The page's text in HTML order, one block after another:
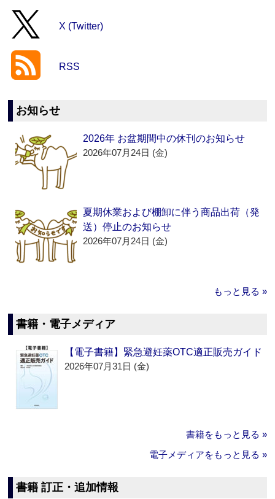
X (Twitter)
RSS
お知らせ
2026年 お盆期間中の休刊のお知らせ
2026年07月24日 (金)
夏期休業および棚卸に伴う商品出荷（発
送）停止のお知らせ
2026年07月24日 (金)
もっと見る »
書籍・電子メディア
【電子書籍】緊急避妊薬OTC適正販売ガイド
2026年07月31日 (金)
書籍をもっと見る »
電子メディアをもっと見る »
書籍 訂正・追加情報